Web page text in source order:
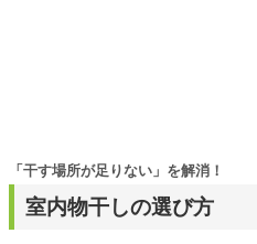
室内物干しの選び方
「干す場所が足りない」を解消！